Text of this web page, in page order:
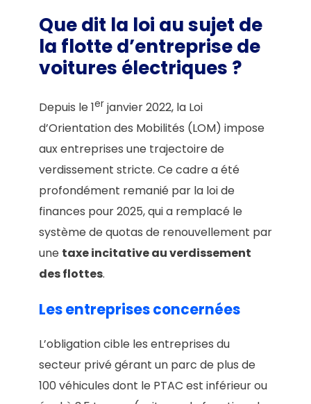
Que dit la loi au sujet de
la flotte d’entreprise de
voitures électriques ?
Depuis le 1er janvier 2022, la Loi
d’Orientation des Mobilités (LOM) impose
aux entreprises une trajectoire de
verdissement stricte. Ce cadre a été
profondément remanié par la loi de
finances pour 2025, qui a remplacé le
système de quotas de renouvellement par
une taxe incitative au verdissement
des flottes.
Les entreprises concernées
L’obligation cible les entreprises du
secteur privé gérant un parc de plus de
100 véhicules dont le PTAC est inférieur ou